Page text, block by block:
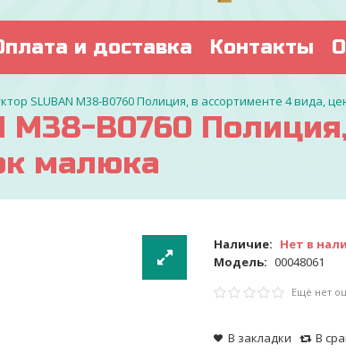
и доставка Контакты
SLUBAN M38-B0760 Полиция, в ассортименте 4 вида,
M38-B0760
малюка
Наличие: Нет в
Модель: 00048061
Ещё нет
В закладки В